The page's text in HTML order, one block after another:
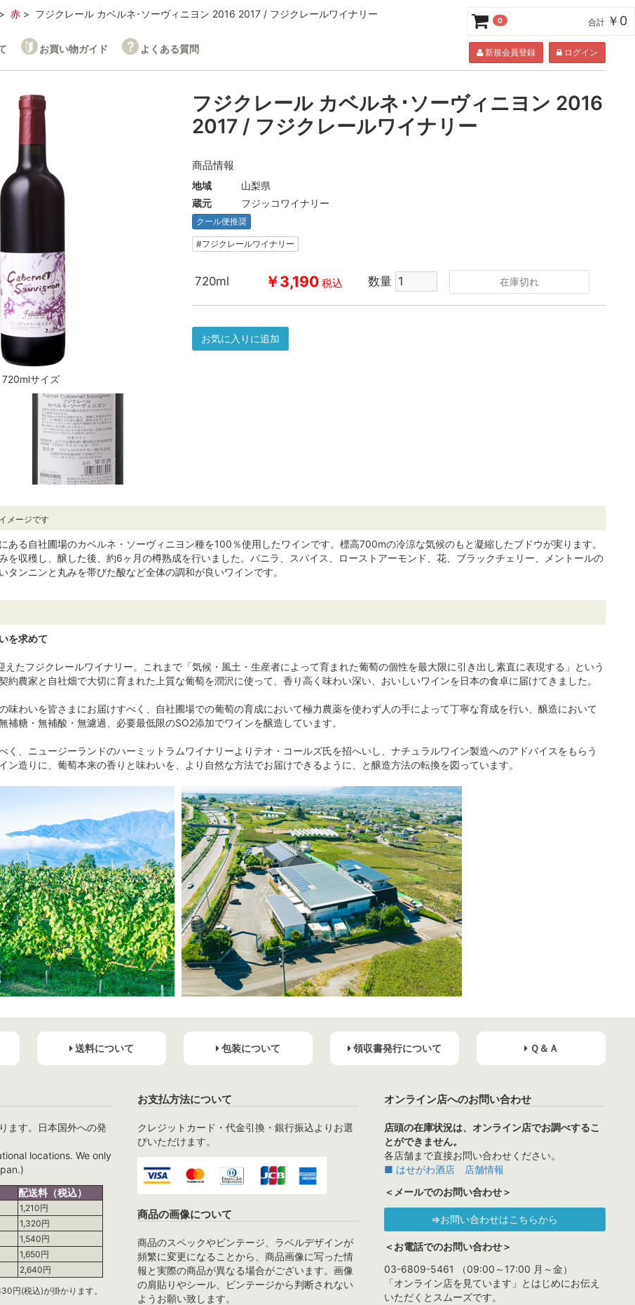
赤 フジクレール カベルネ･ソーヴィニヨン 2016 2017 / フジクレールワイナリー
お買い物ガイド よくある質問 新規会員登録 ログイン
720mlサイズ
フジクレール カベルネ･ソーヴィニヨン 2016
2017 / フジクレールワイナリー
商品情報
地域
山梨県
蔵元
フジッコワイナリー
クール便推奨
#フジクレールワイナリー
720ml ￥3,190 税込 数量 在庫切れ
お気に入りに追加
メージです
ある自社圃場のカベルネ・ソーヴィニヨン種を100％使用したワインです。標高700mの冷涼な気候のもと凝縮したブドウが実ります。
を収穫し、醸した後、約6ヶ月の樽熟成を行いました。バニラ、スパイス、ローストアーモンド、花、ブラックチェリー、メントールの
タンニンと丸みを帯びた酸など全体の調和が良いワインです。
を求めて
たフジクレールワイナリー。これまで「気候・風土・生産者によって育まれた葡萄の個性を最大限に引き出し素直に表現する」という
約農家と自社畑で大切に育まれた上質な葡萄を潤沢に使って、香り高く味わい深い、おいしいワインを日本の食卓に届けてきました。
味わいを皆さまにお届けすべく、自社圃場での葡萄の育成において極力農薬を使わず人の手によって丁寧な育成を行い、醸造において
補糖・無補酸・無濾過、必要最低限のSO2添加でワインを醸造しています。
く、ニュージーランドのハーミットラムワイナリーよりテオ・コールズ氏を招へいし、ナチュラルワイン製造へのアドバイスをもらう
ン造りに、葡萄本来の香りと味わいを、より自然な方法でお届けできるように、と醸造方法の転換を図っています。
0 合計 ￥0
送料について 包装について 領収書発行について Ｑ＆Ａ
ます。日本国外への発
locations. We only
配送料（税込）
1,210円
1,320円
1,540円
1,650円
2,640円
円(税込)が掛かります。
お支払方法について
クレジットカード・代金引換・銀行振込よりお選
びいただけます。
商品の画像について
商品のスペックやビンテージ、ラベルデザインが
頻繁に変更になることから、商品画像に写った情
報と実際の商品が異なる場合がございます。画像
の肩貼りやシール、ビンテージから判断されない
ようお願い致します。
オンライン店へのお問い合わせ
店頭の在庫状況は、オンライン店でお調べするこ
とができません。
各店舗まで直接お問い合わせください。
■ はせがわ酒店 店舗情報
＜メールでのお問い合わせ＞
⇒お問い合わせはこちらから
＜お電話でのお問い合わせ＞
03-6809-5461 （09:00～17:00 月～金）
「オンライン店を見ています」とはじめにお伝え
いただくとスムーズです。